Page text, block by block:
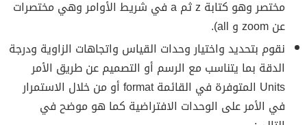
مختصر وهو كتابة z ثم a في شريط الأوامر وهي مختصرات
عن zoom و all).
نقوم بتحديد واختيار وحدات القياس واتجاهات الزاوية ودرجة
الدقة بما يتناسب مع الرسم أو التصميم عن طريق الأمر
Units المتوفرة في القائمة format أو من خلال الاستمرار
في الأمر على الوحدات الافتراضية كما هو موضح في